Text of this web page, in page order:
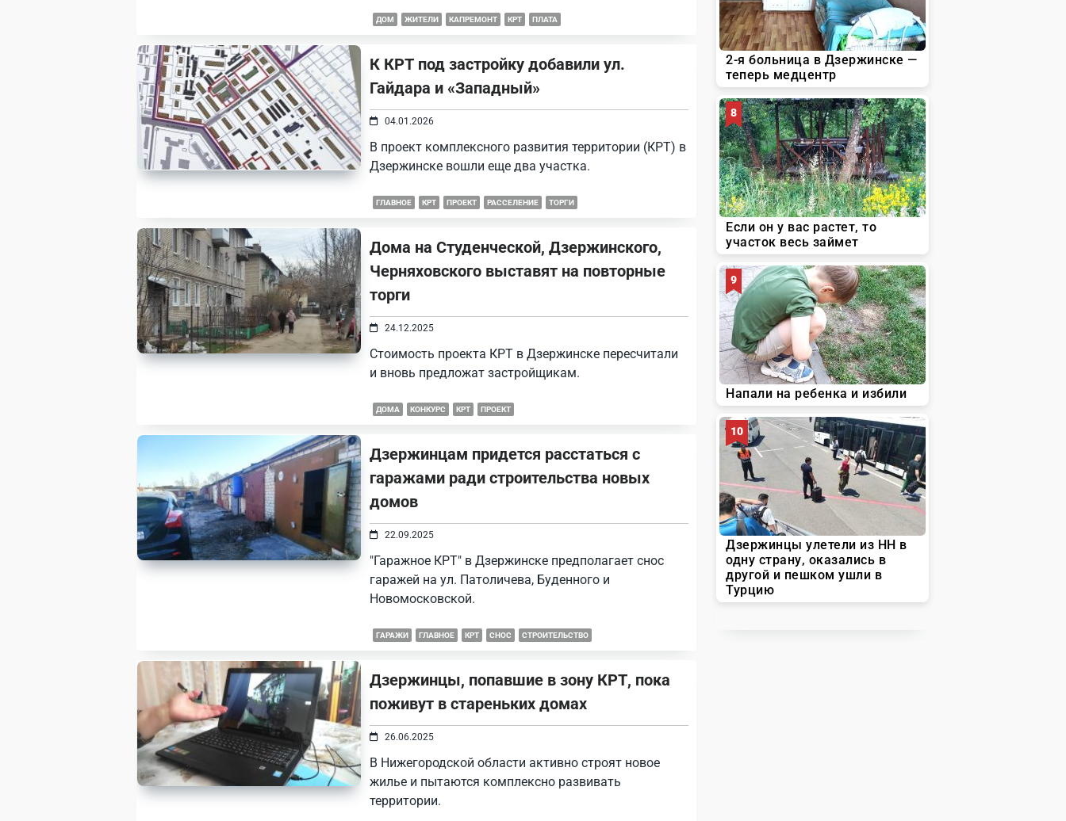
ДОМ ЖИТЕЛИ КАПРЕМОНТ КРТ ПЛАТА
К КРТ под застройку добавили ул.
Гайдара и «Западный»
04.01.2026
В проект комплексного развития территории (КРТ) в
Дзержинске вошли еще два участка.
ГЛАВНОЕ КРТ ПРОЕКТ РАССЕЛЕНИЕ ТОРГИ
Дома на Студенческой, Дзержинского,
Черняховского выставят на повторные
торги
24.12.2025
Стоимость проекта КРТ в Дзержинске пересчитали
и вновь предложат застройщикам.
ДОМА КОНКУРС КРТ ПРОЕКТ
Дзержинцам придется расстаться с
гаражами ради строительства новых
домов
22.09.2025
"Гаражное КРТ" в Дзержинске предполагает снос
гаражей на ул. Патоличева, Буденного и
Новомосковской.
ГАРАЖИ ГЛАВНОЕ КРТ СНОС СТРОИТЕЛЬСТВО
Дзержинцы, попавшие в зону КРТ, пока
поживут в стареньких домах
26.06.2025
В Нижегородской области активно строят новое
жилье и пытаются комплексно развивать
территории.